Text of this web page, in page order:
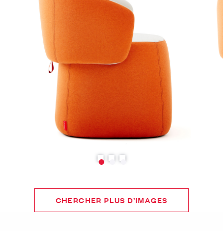
CHERCHER PLUS D’IMAGES